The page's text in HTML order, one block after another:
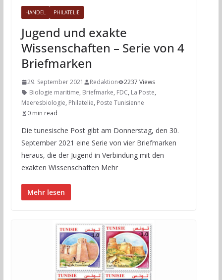
HANDEL PHILATELIE
Jugend und exakte
Wissenschaften – Serie von 4
Briefmarken
29. September 2021 Redaktion
2237 Views
Biologie maritime, Briefmarke, FDC, La Poste,
Meeresbiologie, Philatelie, Poste Tunisienne
0 min read
Die tunesische Post gibt am Donnerstag, den 30.
September 2021 eine Serie von vier Briefmarken
heraus, die der Jugend in Verbindung mit den
exakten Wissenschaften Mehr
Mehr lesen